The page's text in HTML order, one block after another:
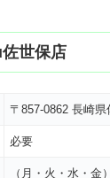
世保店
〒857-0862 長崎
必要
（月・火・水・金